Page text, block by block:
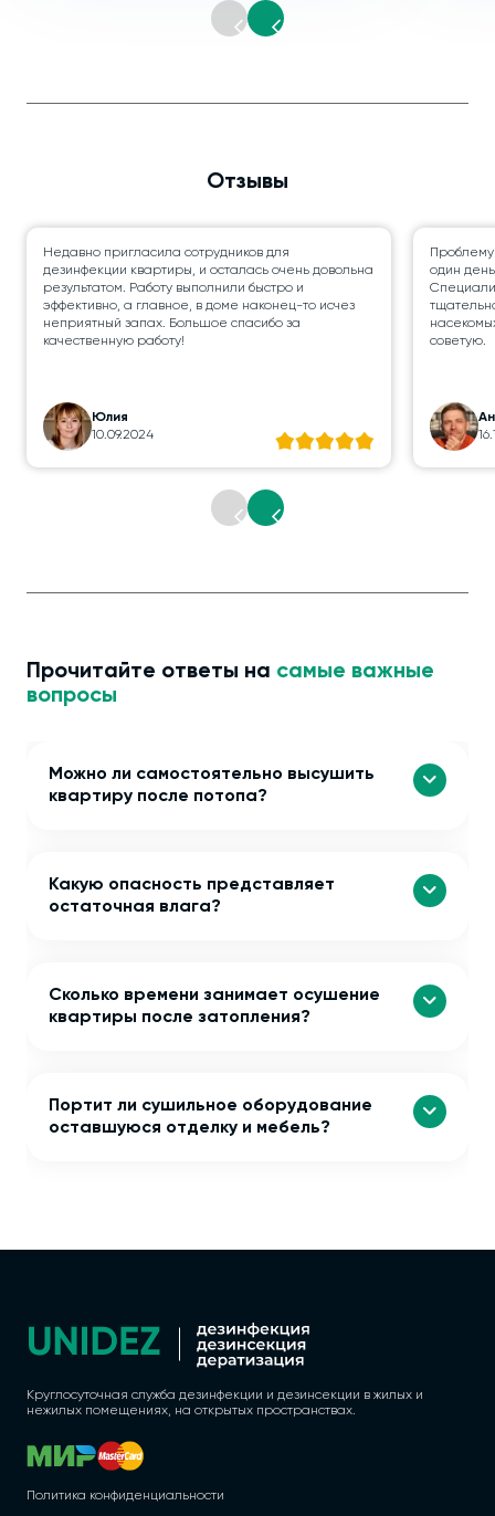
Отзывы
Недавно пригласила сотрудников для
дезинфекции квартиры, и осталась очень довольна
результатом. Работу выполнили быстро и
эффективно, а главное, в доме наконец-то исчез
неприятный запах. Большое спасибо за
качественную работу!
Юлия
10.09.2024
один
советую.
Прочитайте ответы на самые важные
вопросы
Можно ли самостоятельно высушить
квартиру после потопа?
Какую опасность представляет
остаточная влага?
Сколько времени занимает осушение
квартиры после затопления?
Портит ли сушильное оборудование
оставшуюся отделку и мебель?
Круглосуточная служба дезинфекции и дезинсекции в жилых и
нежилых помещениях, на открытых пространствах.
Политика конфиденциальности